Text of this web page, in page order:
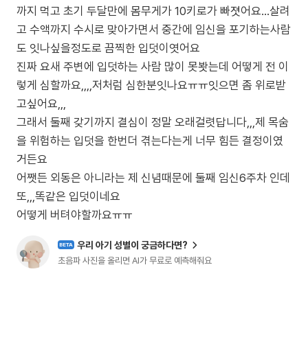
까지 먹고 초기 두달만에 몸무게가 10키로가 빠졋어요...살려
고 수액까지 수시로 맞아가면서 중간에 임신을 포기하는사람
도 잇나싶을정도로 끔찍한 입덧이엿어요
진짜 요새 주변에 입덧하는 사람 많이 못봣는데 어떻게 전 이
렇게 심할까요,,,,저처럼 심한분잇나요ㅠㅠ잇으면 좀 위로받
고싶어요,,,
그래서 둘째 갖기까지 결심이 정말 오래걸렷답니다,,,제 목숨
을 위험하는 입덧을 한번더 겪는다는게 너무 힘든 결정이였
거든요
어쨋든 외동은 아니라는 제 신념때문에 둘째 임신6주차 인데
또,,,똑같은 입덧이네요
BETA 우리 아기 성별이 궁금하다면?
초음파 사진을 올리면 AI가 무료로 예측해줘요